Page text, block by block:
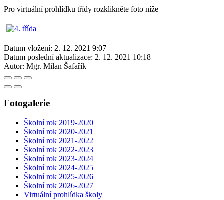
Pro virtuální prohlídku třídy rozklikněte foto níže
Datum vložení: 2. 12. 2021 9:07
Datum poslední aktualizace: 2. 12. 2021 10:18
Autor: Mgr. Milan Šafařík
Fotogalerie
Školní rok 2019-2020
Školní rok 2020-2021
Školní rok 2021-2022
Školní rok 2022-2023
Školní rok 2023-2024
Školní rok 2024-2025
Školní rok 2025-2026
Školní rok 2026-2027
Virtuální prohlídka školy